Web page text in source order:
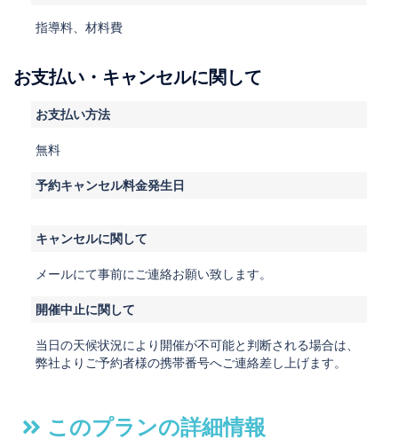
指導料、材料費
お支払い・キャンセルに関して
お支払い方法
無料
予約キャンセル料金発生日
キャンセルに関して
メールにて事前にご連絡お願い致します。
開催中止に関して
当日の天候状況により開催が不可能と判断される場合は、
弊社よりご予約者様の携帯番号へご連絡差し上げます。
このプランの詳細情報